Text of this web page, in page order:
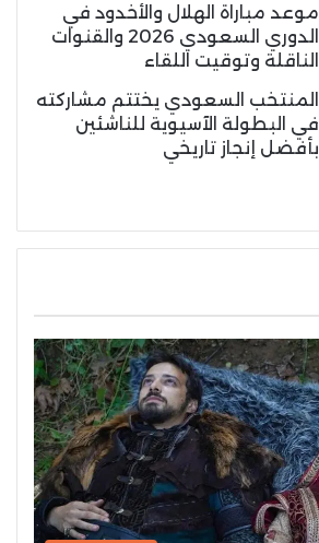
موعد مباراة الهلال والأخدود في
الدوري السعودي 2026 والقنوات
الناقلة وتوقيت اللقاء
المنتخب السعودي يختتم مشاركته
في البطولة الآسيوية للناشئين
بأفضل إنجاز تاريخي